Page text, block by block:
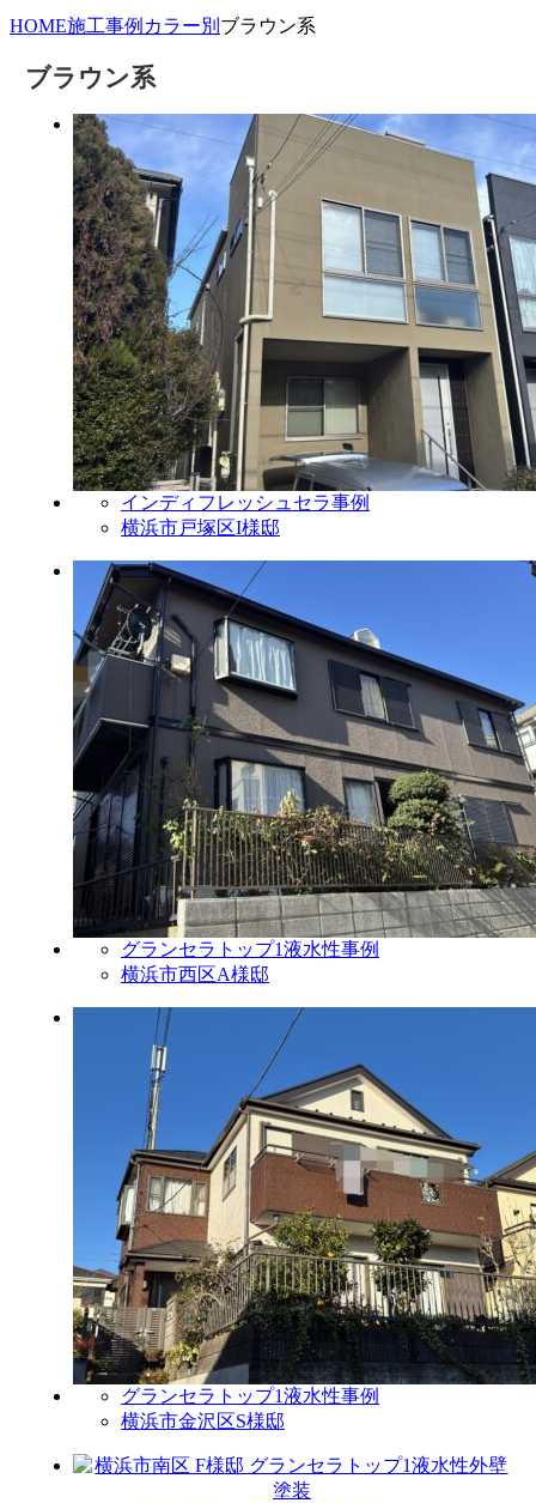
HOME施工事例 カラー別 ブラウン系
ブラウン系
インディフレッシュセラ事例
横浜市戸塚区I様邸
グランセラトップ1液水性事例
横浜市西区A様邸
グランセラトップ1液水性事例
横浜市金沢区S様邸